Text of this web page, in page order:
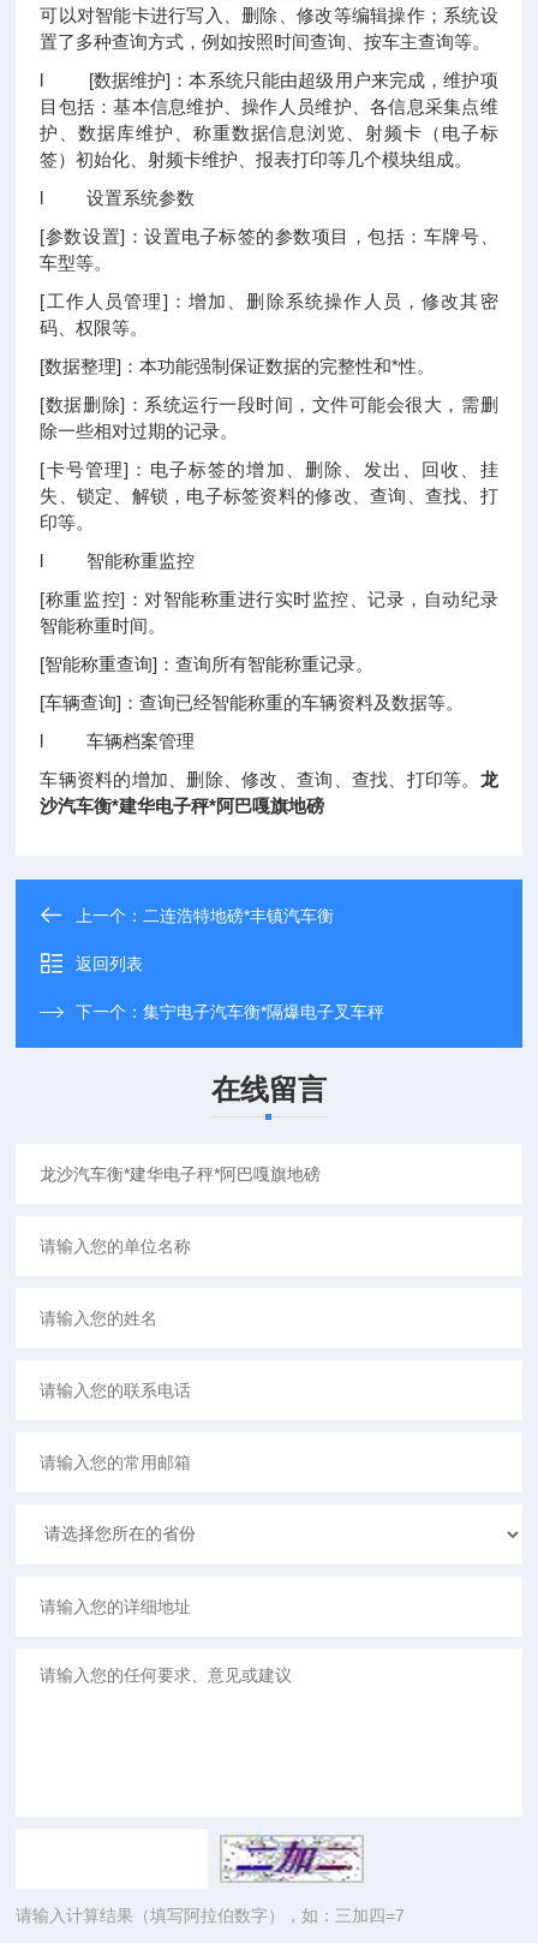
可以对智能卡进行写入、删除、修改等编辑操作；系统设
置了多种查询方式，例如按照时间查询、按车主查询等。
l [数据维护]：本系统只能由超级用户来完成，维护项
目包括：基本信息维护、操作人员维护、各信息采集点维
护、数据库维护、称重数据信息浏览、射频卡（电子标
签）初始化、射频卡维护、报表打印等几个模块组成。
l 设置系统参数
[参数设置]：设置电子标签的参数项目，包括：车牌号、
车型等。
[工作人员管理]：增加、删除系统操作人员，修改其密
码、权限等。
[数据整理]：本功能强制保证数据的完整性和*性。
[数据删除]：系统运行一段时间，文件可能会很大，需删
除一些相对过期的记录。
[卡号管理]：电子标签的增加、删除、发出、回收、挂
失、锁定、解锁，电子标签资料的修改、查询、查找、打
印等。
l 智能称重监控
[称重监控]：对智能称重进行实时监控、记录，自动纪录
智能称重时间。
[智能称重查询]：查询所有智能称重记录。
[车辆查询]：查询已经智能称重的车辆资料及数据等。
l 车辆档案管理
车辆资料的增加、删除、修改、查询、查找、打印等。 龙
沙汽车衡*建华电子秤*阿巴嘎旗地磅
上一个： 二连浩特地磅*丰镇汽车衡
返回列表
下一个：集宁电子汽车衡*隔爆电子叉车秤
在线留言
请输入计算结果（填写阿拉伯数字），如：三加四=7